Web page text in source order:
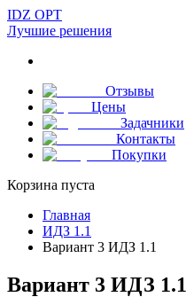
IDZ OPT
Лучшие решения
Отзывы
Цены
Задачники
Контакты
Покупки
Корзина пуста
Главная
ИДЗ 1.1
Вариант 3 ИДЗ 1.1
Вариант 3 ИДЗ 1.1